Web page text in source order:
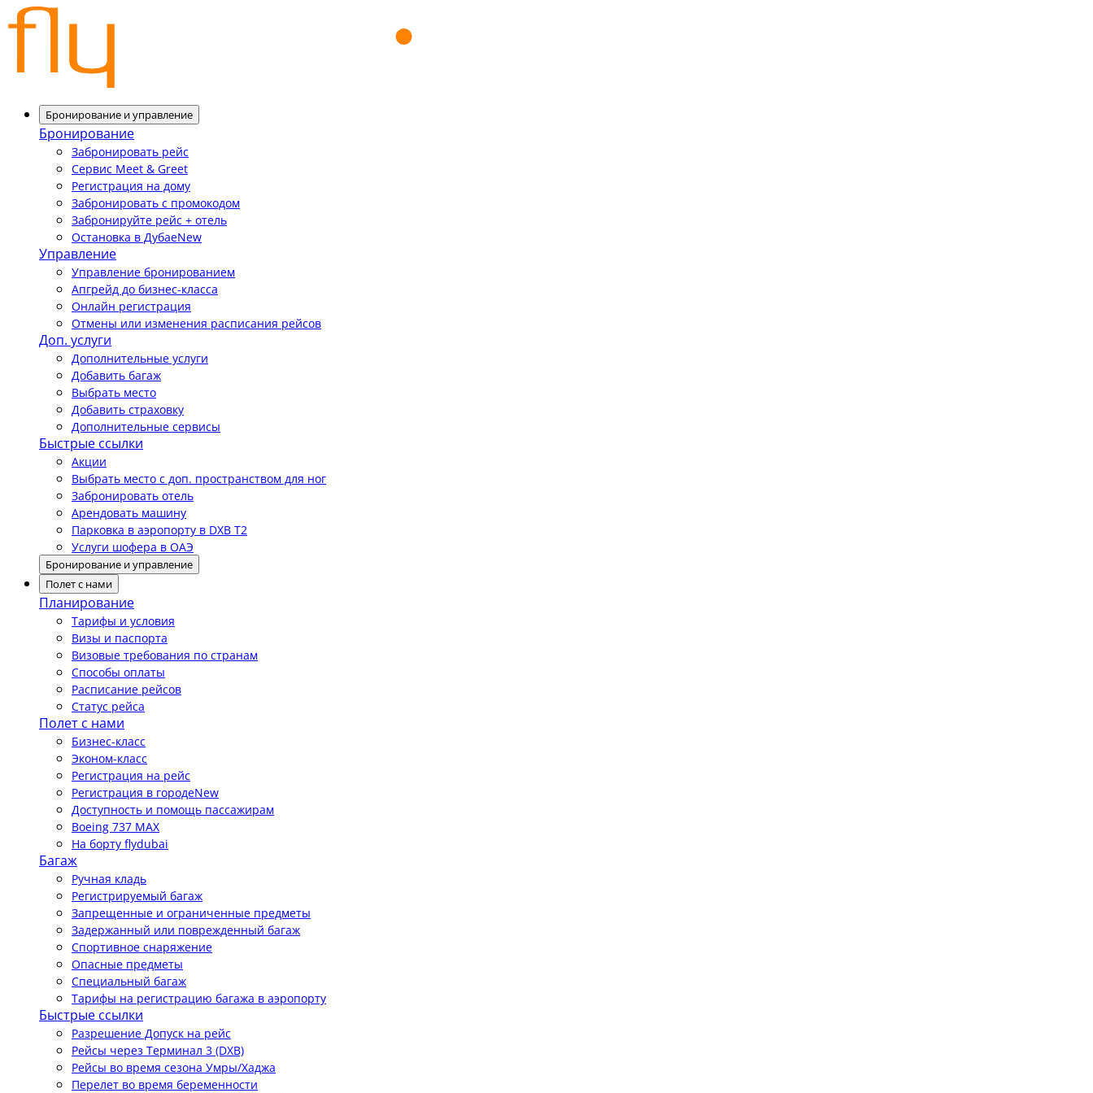
Бронирование и управление
Бронирование
Забронировать рейс
Сервис Meet & Greet
Регистрация на дому
Забронировать с промокодом
Забронируйте рейс + отель
Остановка в ДубаеNew
Управление
Управление бронированием
Апгрейд до бизнес-класса
Онлайн регистрация
Отмены или изменения расписания рейсов
Доп. услуги
Дополнительные услуги
Добавить багаж
Выбрать место
Добавить страховку
Дополнительные сервисы
Быстрые ссылки
Акции
Выбрать место с доп. пространством для ног
Забронировать отель
Арендовать машину
Парковка в аэропорту в DXB T2
Услуги шофера в ОАЭ
Бронирование и управление
Полет с нами
Планирование
Тарифы и условия
Визы и паспорта
Визовые требования по странам
Способы оплаты
Расписание рейсов
Статус рейса
Полет с нами
Бизнес-класс
Эконом-класс
Регистрация на рейс
Регистрация в городеNew
Доступность и помощь пассажирам
Boeing 737 MAX
На борту flydubai
Багаж
Ручная кладь
Регистрируемый багаж
Запрещенные и ограниченные предметы
Задержанный или поврежденный багаж
Спортивное снаряжение
Опасные предметы
Специальный багаж
Тарифы на регистрацию багажа в аэропорту
Быстрые ссылки
Разрешение Допуск на рейс
Рейсы через Терминал 3 (DXB)
Рейсы во время сезона Умры/Хаджа
Перелет во время беременности